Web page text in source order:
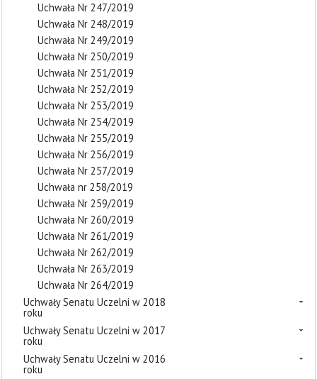
Uchwała Nr 247/2019
Uchwała Nr 248/2019
Uchwała Nr 249/2019
Uchwała Nr 250/2019
Uchwała Nr 251/2019
Uchwała Nr 252/2019
Uchwała Nr 253/2019
Uchwała Nr 254/2019
Uchwała Nr 255/2019
Uchwała Nr 256/2019
Uchwała Nr 257/2019
Uchwała nr 258/2019
Uchwała Nr 259/2019
Uchwała Nr 260/2019
Uchwała Nr 261/2019
Uchwała Nr 262/2019
Uchwała Nr 263/2019
Uchwała Nr 264/2019
Uchwały Senatu Uczelni w 2018
roku
Uchwały Senatu Uczelni w 2017
roku
Uchwały Senatu Uczelni w 2016
roku